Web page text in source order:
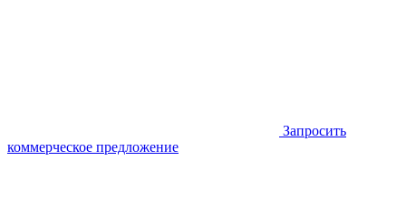
Запросить
коммерческое предложение